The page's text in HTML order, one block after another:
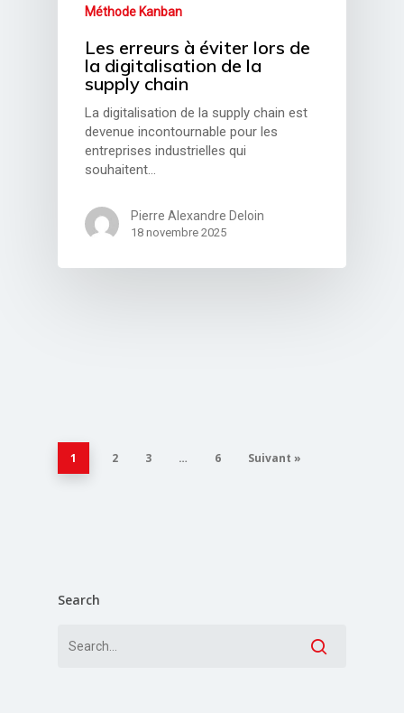
Méthode Kanban
Les erreurs à éviter lors de
la digitalisation de la
supply chain
La digitalisation de la supply chain est
devenue incontournable pour les
entreprises industrielles qui
souhaitent…
Pierre Alexandre Deloin
18 novembre 2025
1 2 3 … 6 Suivant »
Search